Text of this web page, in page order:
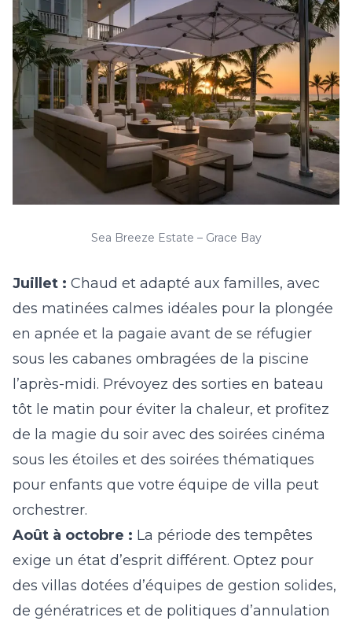
Sea Breeze Estate – Grace Bay
Juillet : Chaud et adapté aux familles, avec
des matinées calmes idéales pour la plongée
en apnée et la pagaie avant de se réfugier
sous les cabanes ombragées de la piscine
l’après-midi. Prévoyez des sorties en bateau
tôt le matin pour éviter la chaleur, et profitez
de la magie du soir avec des soirées cinéma
sous les étoiles et des soirées thématiques
pour enfants que votre équipe de villa peut
orchestrer.
Août à octobre : La période des tempêtes
exige un état d’esprit différent. Optez pour
des villas dotées d’équipes de gestion solides,
de génératrices et de politiques d’annulation